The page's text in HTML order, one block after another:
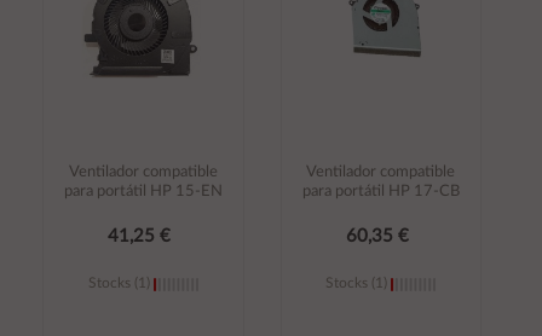
Ventilador compatible
para portátil HP 15-EN
41,25 €
Stocks (1)
Ventilador compatible
para portátil HP 17-CB
60,35 €
Stocks (1)